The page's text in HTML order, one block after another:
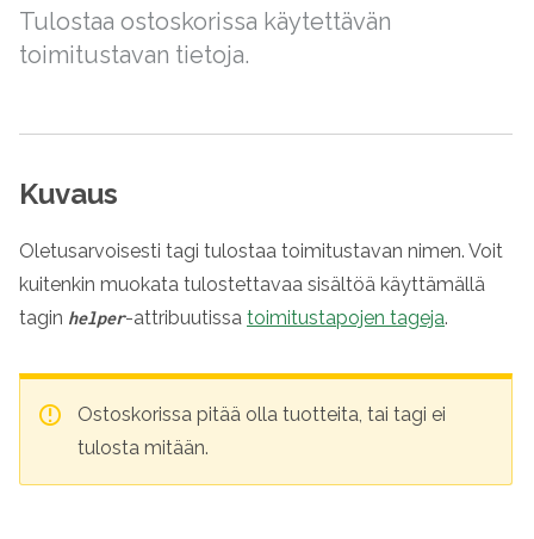
Tulostaa ostoskorissa käytettävän
toimitustavan tietoja.
Kuvaus
Oletusarvoisesti tagi tulostaa toimitustavan nimen. Voit
kuitenkin muokata tulostettavaa sisältöä käyttämällä
tagin helper-attribuutissa toimitustapojen tageja.
Ostoskorissa pitää olla tuotteita, tai tagi ei
tulosta mitään.